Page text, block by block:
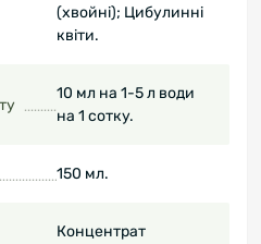
(хвойні); Цибулинні
квіти.
10 мл на 1-5 л води
на 1 сотку.
150 мл.
Концентрат